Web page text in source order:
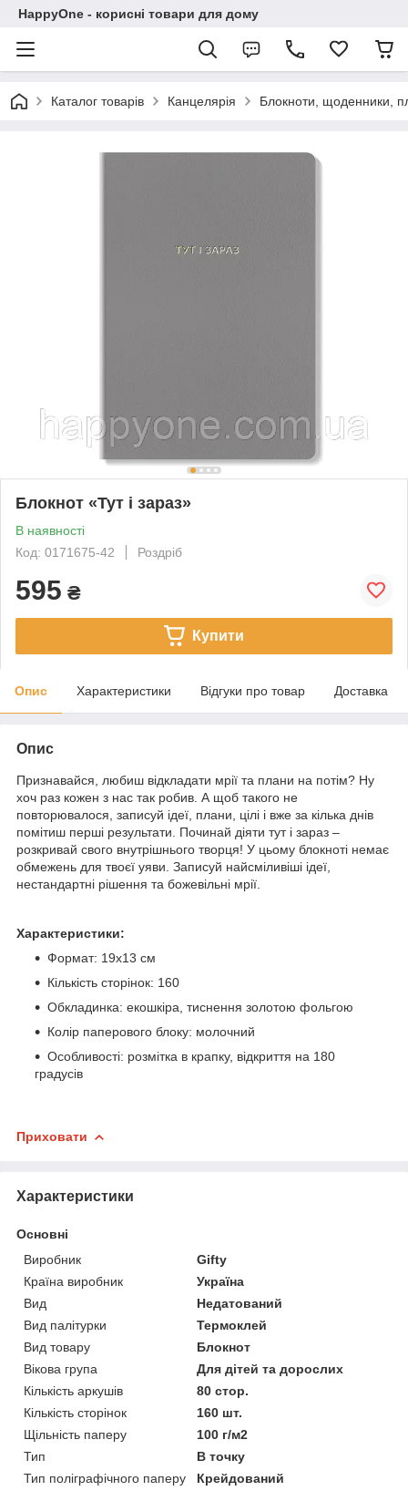
HappyOne - корисні товари для дому
Каталог товарів Канцелярія Блокноти, щоденники,
Блокнот «Тут і зараз»
В наявності
Код: 0171675-42
Роздріб
595 ₴
Купити
Опис Характеристики Відгуки про товар Доставка
Опис
Признавайся, любиш відкладати мрії та плани на потім? Ну
хоч раз кожен з нас так робив. А щоб такого не
повторювалося, записуй ідеї, плани, цілі і вже за кілька днів
помітиш перші результати. Починай діяти тут і зараз –
розкривай свого внутрішнього творця! У цьому блокноті немає
обмежень для твоєї уяви. Записуй найсміливіші ідеї,
нестандартні рішення та божевільні мрії.
Характеристики:
Формат: 19х13 см
Кількість сторінок: 160
Обкладинка: екошкіра, тиснення золотою фольгою
Колір паперового блоку: молочний
Особливості: розмітка в крапку, відкриття на 180
градусів
Приховати
Характеристики
Основні
Виробник
Gifty
Країна виробник
Україна
Вид
Недатований
Вид палітурки
Термоклей
Вид товару
Блокнот
Вікова група
Для дітей та дорослих
Кількість аркушів
80 стор.
Кількість сторінок
160 шт.
Щільність паперу
100 г/м2
Тип
В точку
Тип поліграфічного паперу
Крейдований